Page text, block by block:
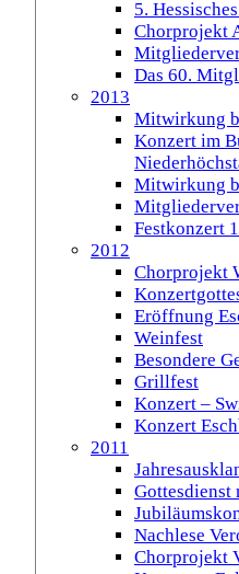
5.
Chorprojekt
Das 60.
2013
Mitwirkung
Konzert im
Mitwirkung
Festkonzert
2012
Chorprojekt
Eröffnung
Weinfest
Besondere
Grillfest
Konzert –
Konzert
2011
Gottesdienst
Nachlese
Chorprojekt